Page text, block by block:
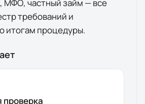
МФО, частный займ — все
требований и
итогам процедуры.
проверка